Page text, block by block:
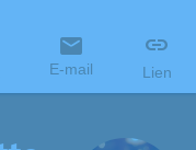
E-mail Lien